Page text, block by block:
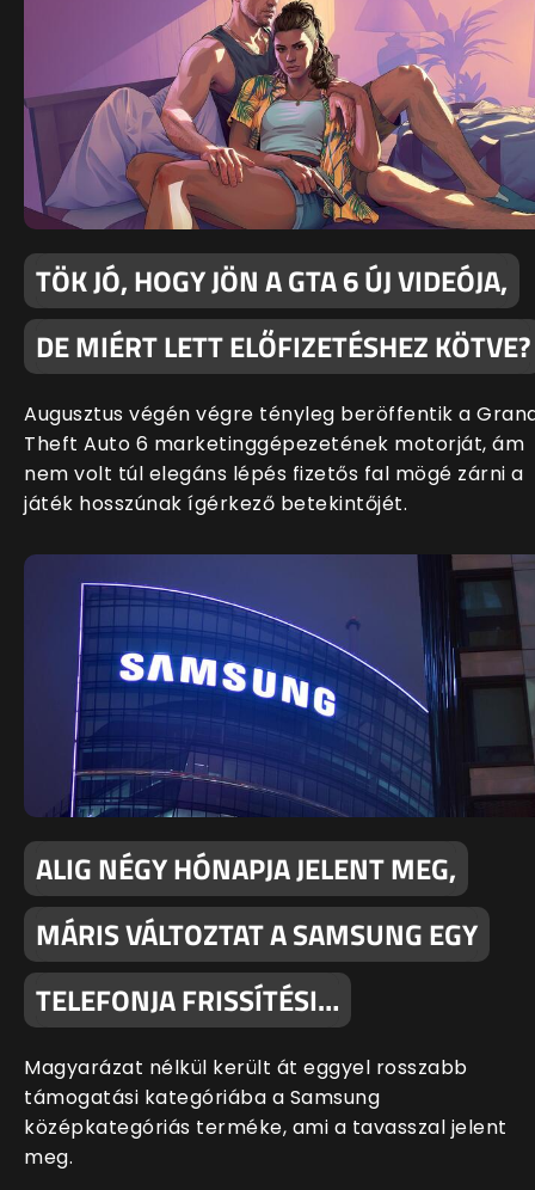
TÖK JÓ, HOGY JÖN A GTA 6 ÚJ VIDEÓJA,
DE MIÉRT LETT ELŐFIZETÉSHEZ KÖTVE?
Augusztus végén végre tényleg beröffentik a
Theft Auto 6 marketinggépezetének motorját, ám
nem volt túl elegáns lépés fizetős fal mögé zárni a
játék hosszúnak ígérkező betekintőjét.
ALIG NÉGY HÓNAPJA JELENT MEG,
MÁRIS VÁLTOZTAT A SAMSUNG EGY
TELEFONJA FRISSÍTÉSI…
Magyarázat nélkül került át eggyel rosszabb
támogatási kategóriába a Samsung
középkategóriás terméke, ami a tavasszal jelent
meg.